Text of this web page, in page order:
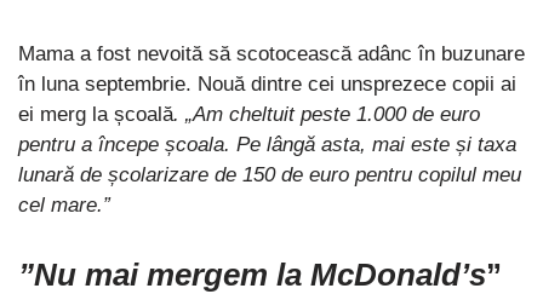
Mama a fost nevoită să scotocească adânc în buzunare
în luna septembrie. Nouă dintre cei unsprezece copii ai
ei merg la școală. „Am cheltuit peste 1.000 de euro
pentru a începe școala. Pe lângă asta, mai este și taxa
lunară de școlarizare de 150 de euro pentru copilul meu
cel mare.”
”Nu mai mergem la McDonald’s”